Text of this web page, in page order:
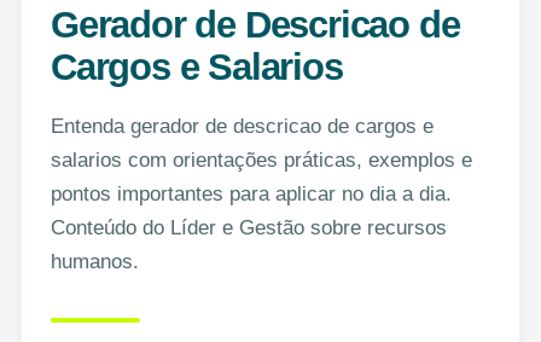
Gerador de Descricao de
Cargos e Salarios
Entenda gerador de descricao de cargos e
salarios com orientações práticas, exemplos e
pontos importantes para aplicar no dia a dia.
Conteúdo do Líder e Gestão sobre recursos
humanos.